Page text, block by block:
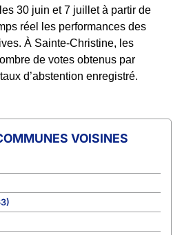
30 juin et 7 juillet à partir de
réel les performances des
À Sainte-Christine, les
de votes obtenus par
d’abstention enregistré.
VOISINES